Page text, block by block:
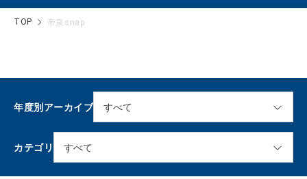
TOP 帝泉snap
年度別アーカイブ
カテゴリ